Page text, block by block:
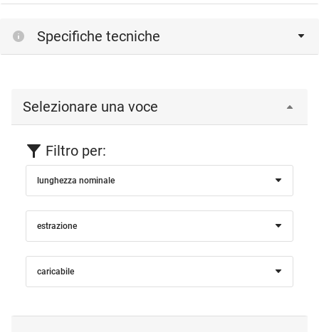
Specifiche tecniche
Selezionare una voce
Filtro per:
lunghezza nominale
estrazione
caricabile